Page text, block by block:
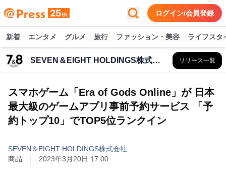
ログイン/会員登録
新着 エンタメ グルメ 旅行 ファッション・美容 ライフスタ
SEVEN＆EIGHT HOLDINGS株式会社 リリース一覧
スマホゲーム「Era of Gods Online」が 日本
最大級のゲームアプリ事前予約サービス 「予
約トップ10」でTOP5位ランクイン
SEVEN＆EIGHT HOLDINGS株式会社
商品
2023年3月20日 17:00